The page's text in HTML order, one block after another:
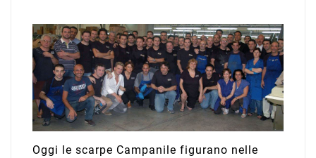
Oggi le scarpe Campanile figurano nelle